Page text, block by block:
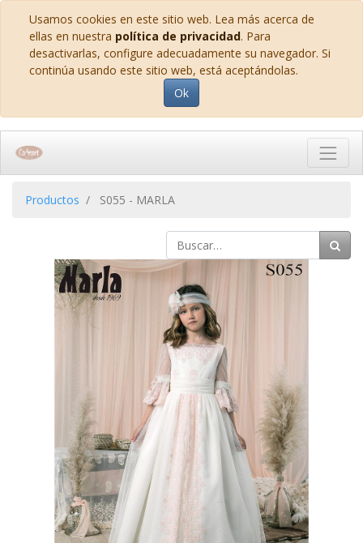
Usamos cookies en este sitio web. Lea más acerca de
ellas en nuestra política de privacidad. Para
desactivarlas, configure adecuadamente su navegador. Si
continúa usando este sitio web, está aceptándolas.
Ok
Productos S055 - MARLA